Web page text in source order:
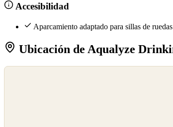
Accesibilidad
Aparcamiento adaptado para sillas de ruedas
Ubicación de Aqualyze